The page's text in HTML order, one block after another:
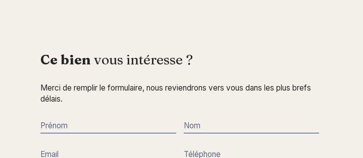
Ce bien vous intéresse ?
Merci de remplir le formulaire, nous reviendrons vers vous dans les plus brefs
délais.
Prénom Nom
Email Téléphone